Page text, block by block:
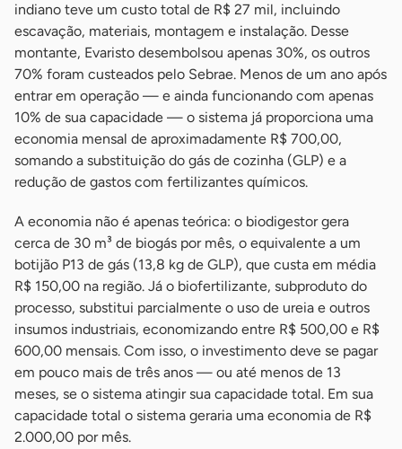
indiano teve um custo total de R$ 27 mil, incluindo
escavação, materiais, montagem e instalação. Desse
montante, Evaristo desembolsou apenas 30%, os outros
70% foram custeados pelo Sebrae. Menos de um ano após
entrar em operação — e ainda funcionando com apenas
10% de sua capacidade — o sistema já proporciona uma
economia mensal de aproximadamente R$ 700,00,
somando a substituição do gás de cozinha (GLP) e a
redução de gastos com fertilizantes químicos.
A economia não é apenas teórica: o biodigestor gera
cerca de 30 m³ de biogás por mês, o equivalente a um
botijão P13 de gás (13,8 kg de GLP), que custa em média
R$ 150,00 na região. Já o biofertilizante, subproduto do
processo, substitui parcialmente o uso de ureia e outros
insumos industriais, economizando entre R$ 500,00 e R$
600,00 mensais. Com isso, o investimento deve se pagar
em pouco mais de três anos — ou até menos de 13
meses, se o sistema atingir sua capacidade total. Em sua
capacidade total o sistema geraria uma economia de R$
2.000,00 por mês.